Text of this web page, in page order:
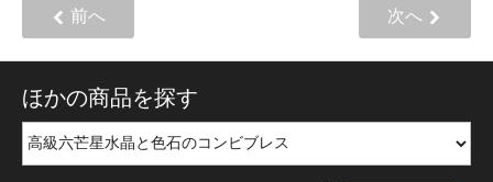
前へ 次へ
ほかの商品を探す